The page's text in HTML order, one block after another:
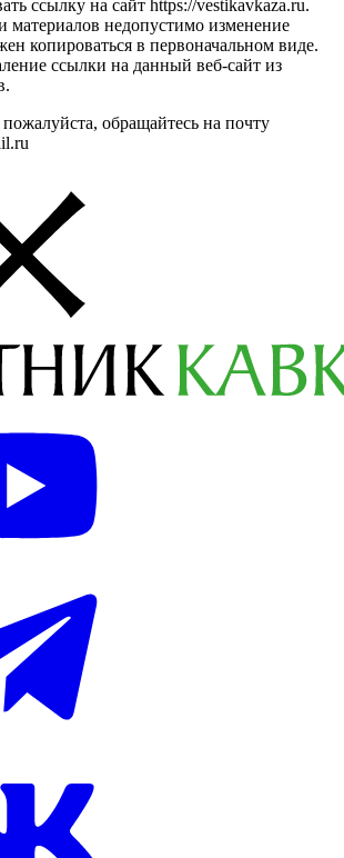
ссылку на сайт https://vestikavkaza.ru.
материалов недопустимо изменение
копироваться в первоначальном виде.
ссылки на данный веб-сайт из
обращайтесь на почту